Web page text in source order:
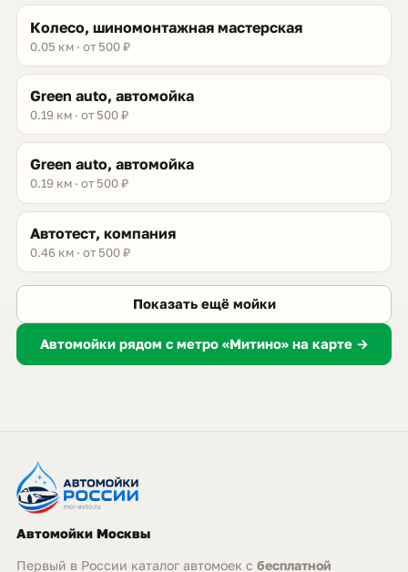
Колесо, шиномонтажная мастерская
0.05 км · от 500 ₽
Green auto, автомойка
0.19 км · от 500 ₽
Green auto, автомойка
0.19 км · от 500 ₽
Автотест, компания
0.46 км · от 500 ₽
Показать ещё мойки
Автомойки рядом с метро «Митино» на карте →
Автомойки Москвы
Первый в России каталог автомоек с бесплатной